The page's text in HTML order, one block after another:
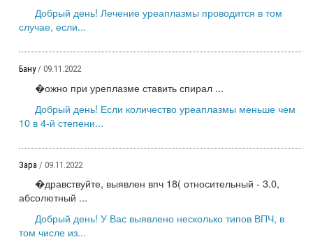
Добрый день! Лечение уреаплазмы проводится в том
случае, если...
Бану/ 09.11.2022
�ожно при уреплазме ставить спирал ...
Добрый день! Если количество уреаплазмы меньше чем
10 в 4-й степени...
Зара / 09.11.2022
�дравствуйте, выявлен впч 18( относительный - 3.0,
абсолютный ...
Добрый день! У Вас выявлено несколько типов ВПЧ, в
том числе из...